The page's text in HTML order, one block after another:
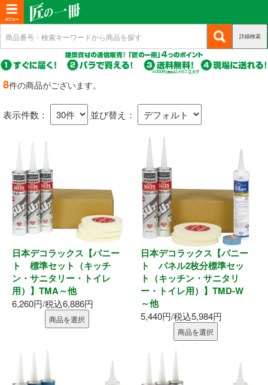
T
o
g
g
l
n
g
a
新規会員登録(c
u
r
e
t)
ログイン
(c
u
r
r
e
n
(c
u
r
商品カテゴリから選ぶ
基礎・土台関連
構造金物
耐震制震
機械打 釘・ビス
釘・ねじ
接着剤
断熱材
詳細検索
8件の商品がございます。
表示件数： 並び替え：
日本デコラックス【パニー
ト 標準セット（キッチ
ン・サニタリー・トイレ
用）】TMA～他
6,260円/税込6,886円
商品を選択
日本デコラックス【パニー
ト パネル2枚分標準セッ
ト（キッチン・サニタリ
ー・トイレ用）】TMD-W
～他
5,440円/税込5,984円
商品を選択